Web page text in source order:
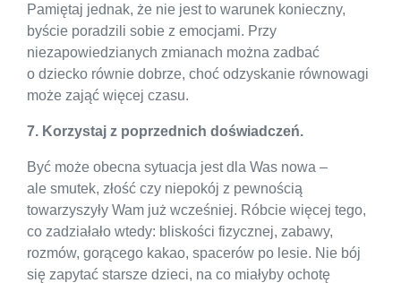
Pamiętaj jednak, że nie jest to warunek konieczny,
byście poradzili sobie z emocjami. Przy
niezapowiedzianych zmianach można zadbać
o dziecko równie dobrze, choć odzyskanie równowagi
może zająć więcej czasu.
7. Korzystaj z poprzednich doświadczeń.
Być może obecna sytuacja jest dla Was nowa –
ale smutek, złość czy niepokój z pewnością
towarzyszyły Wam już wcześniej. Róbcie więcej tego,
co zadziałało wtedy: bliskości fizycznej, zabawy,
rozmów, gorącego kakao, spacerów po lesie. Nie bój
się zapytać starsze dzieci, na co miałyby ochotę